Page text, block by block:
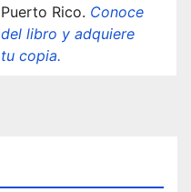
Puerto Rico. Conoce
del libro y adquiere
tu copia.